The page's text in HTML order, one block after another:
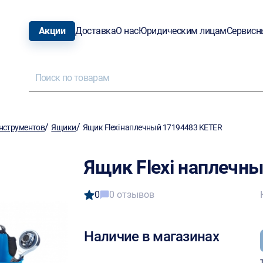
Акции ДоставкаО насЮридическим лицам
/Ящики/ Ящик Flexi наплечный 17194483 KETER
Ящик Flexi
0 0 отзывов
Наличие в магазинах